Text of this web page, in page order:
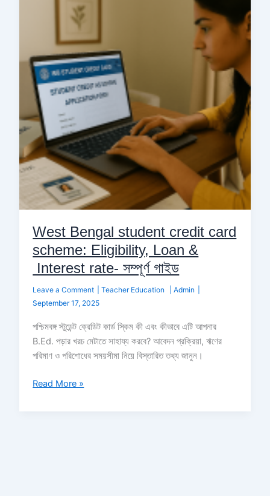
West Bengal student credit card
scheme: Eligibility, Loan &
Interest rate- সম্পূর্ণ গাইড
Leave a Comment |Teacher Education |Admin
September 17, 2025
পশ্চিমবঙ্গ স্টুডেন্ট ক্রেডিট কার্ড স্কিম কী এবং কীভাবে এটি আপনার
B.Ed. পড়ার খরচ মেটাতে সাহায্য করবে? আবেদন প্রক্রিয়া, ঋণের
পরিমাণ ও পরিশোধের সময়সীমা নিয়ে বিস্তারিত তথ্য জানুন।
scheme:
Eligibility,
Loan
&
Interest
rate-
সম্পূর্ণ
গাইড
Read More »